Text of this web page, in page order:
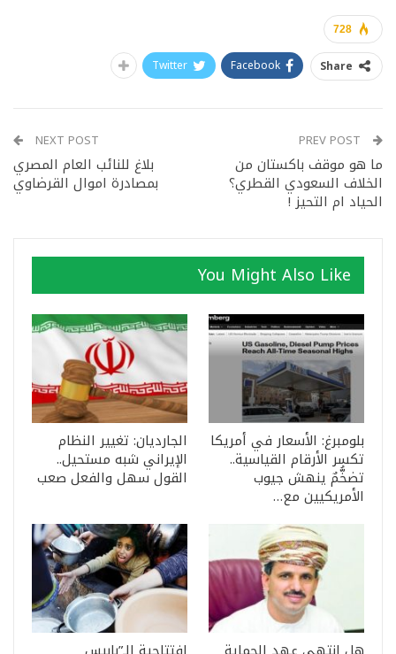
728
Share
Facebook
Twitter
ما هو موقف باكستان من
الخلاف السعودي القطري؟
الحياد ام التحيز !
NEXT POST
بلاغ للنائب العام المصري
بمصادرة اموال القرضاوي
You Might Also Like
بلومبرغ: الأسعار في أمريكا
تكسر الأرقام القياسية..
تضخُّمٌ ينهش جيوب
الأمريكيين مع…
الجارديان: تغيير النظام
الإيراني شبه مستحيل..
القول سهل والفعل صعب